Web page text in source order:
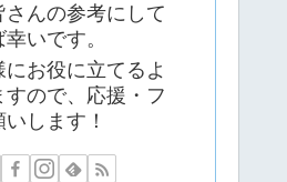
さんの参考にして
いです。
お役に立てるよ
すので、応援・フ
します！